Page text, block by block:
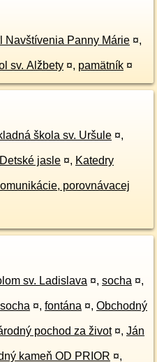
Navštívenia Panny Márie ¤,
sv. Alžbety ¤, pamätník ¤
škola sv. Uršule ¤,
Detské jasle ¤, Katedry
porovnávacej
sv. Ladislava ¤, socha ¤,
socha ¤, fontána ¤, Obchodný
pochod za život ¤, Ján
kameň OD PRIOR ¤,